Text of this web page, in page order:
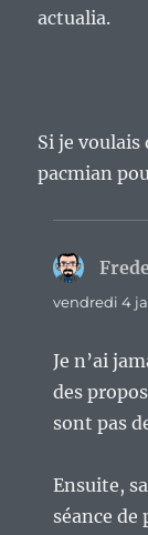
actualia.
Si je voulais
pacmian
vendredi 4
Je n’ai
des
sont pas
Ensuite,
séance de